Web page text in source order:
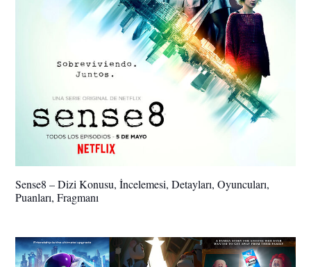
Sense8 – Dizi Konusu, İncelemesi, Detayları, Oyuncuları,
Puanları, Fragmanı